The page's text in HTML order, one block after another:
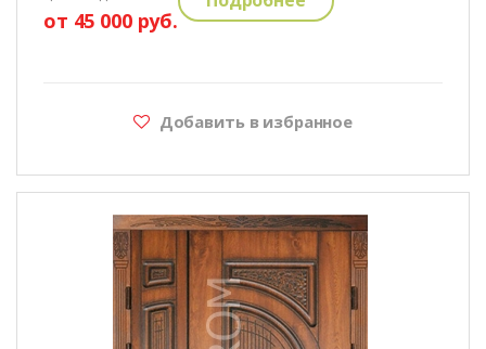
от 45 000 руб.
Добавить в избранное